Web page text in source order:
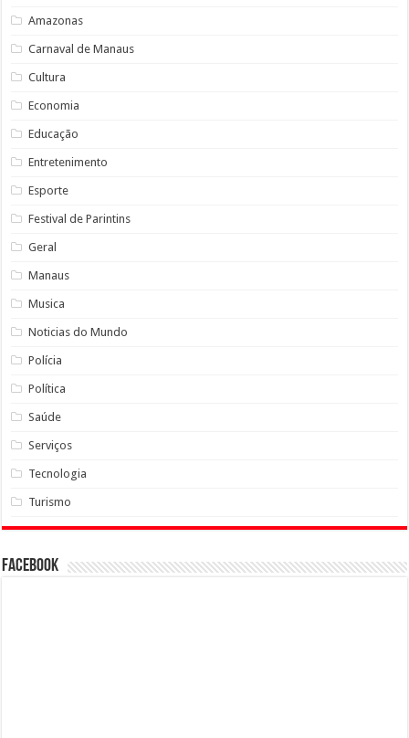
Amazonas
Carnaval de Manaus
Cultura
Economia
Educação
Entretenimento
Esporte
Festival de Parintins
Geral
Manaus
Musica
Noticias do Mundo
Polícia
Política
Saúde
Serviços
Tecnologia
Turismo
Facebook